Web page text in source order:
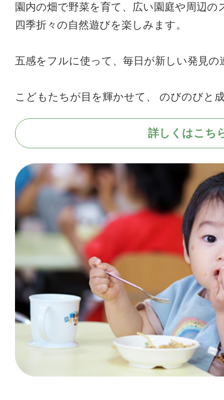
園内の畑で野菜を育て、広い園庭や周辺の
四季折々の自然遊びを楽しみます。
五感をフルに使って、毎日が新しい発見の
こどもたちが目を輝かせて、 のびのびと
詳しくはこち